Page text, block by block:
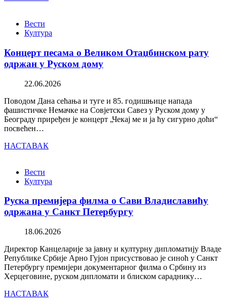
Вести
Култура
Концерт песама о Великом Отаџбинском рату
одржан у Руском дому
22.06.2026
Поводом Дана сећања и туге и 85. годишњице напада
фашистичке Немачке на Совјетски Савез у Руском дому у
Београду приређен је концерт „Чекај ме и ја ћу сигурно доћи“
посвећен…
НАСТАВАК
Вести
Култура
Руска премијера филма о Сави Владиславићу
одржана у Санкт Петербургу
18.06.2026
Директор Канцеларије за јавну и културну дипломатију Владе
Републике Србије Арно Гујон присуствовао је синоћ у Санкт
Петербургу премијери документарног филма о Србину из
Херцеговине, руском дипломати и блиском сараднику…
НАСТАВАК